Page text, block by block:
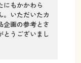
にもかかわら
。いただいたカ
企画の参考とさ
とうございまし